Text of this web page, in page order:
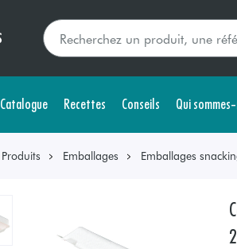
Catalogue Recettes Conseils Qui
Produits Emballages Emballages